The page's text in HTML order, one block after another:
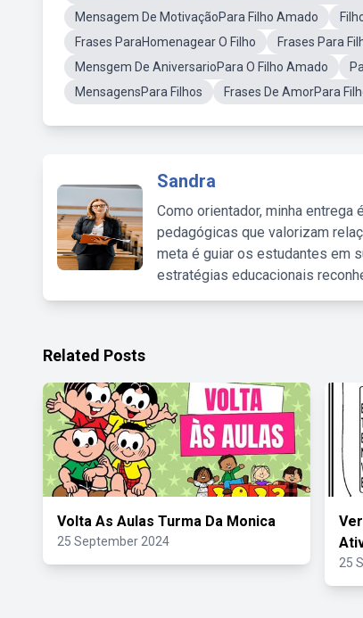
Mensagem De MotivaçãoPara Filho Amado
Frases ParaHomenagear O Filho
Frases Para
Mensgem De AniversarioPara O Filho Amado
MensagensPara Filhos
Frases De AmorPara
Sandra
Como orientador, minha
pedagógicas que valorizam
meta é guiar os estudantes em
estratégias educacionais
Related Posts
Volta As Aulas Turma Da Monica
25 September 2024
25